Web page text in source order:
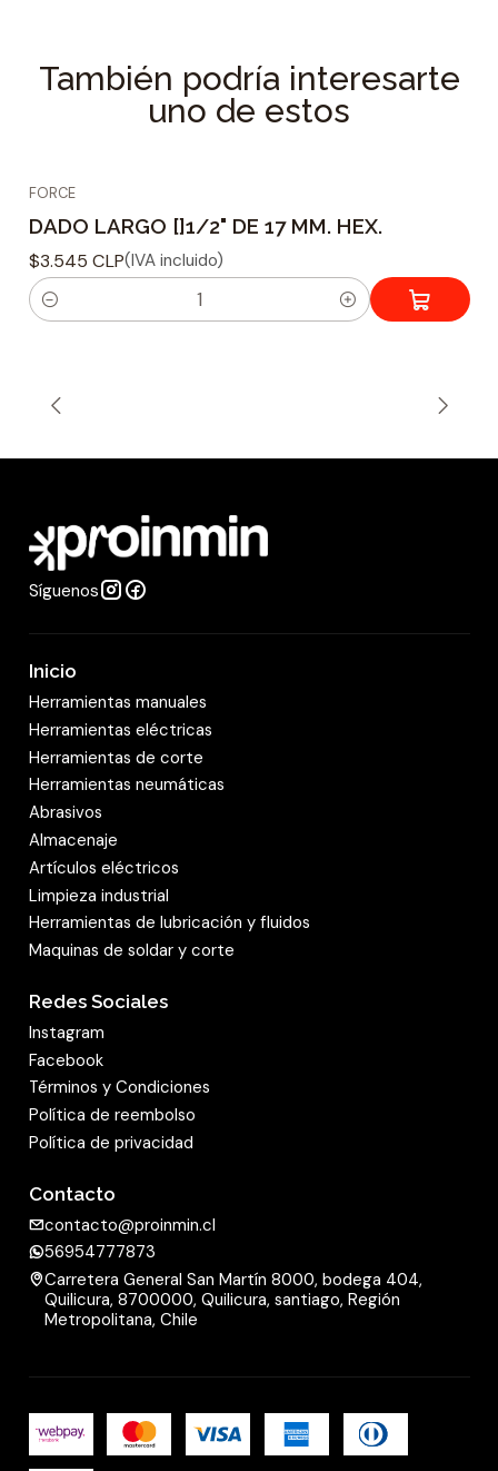
Especificaciones Técnicas
Tipo de dado : Hexagonal
Peso : 94 grs.
También podría interesarte
uno de estos
FORCE
DADO LARGO []1/2" DE 17 MM. HEX.
$3.545 CLP(IVA incluido)
C
d
Síguenos
Inicio
Herramientas manuales
Herramientas eléctricas
Herramientas de corte
Herramientas neumáticas
Abrasivos
Almacenaje
Artículos eléctricos
Limpieza industrial
Herramientas de lubricación y fluidos
Maquinas de soldar y corte
Redes Sociales
Instagram
Facebook
Términos y Condiciones
Política de reembolso
Política de privacidad
Contacto
contacto@proinmin.cl
56954777873
Carretera General San Martín 8000, bodega 404,
Quilicura, 8700000, Quilicura, santiago, Región
Metropolitana, Chile